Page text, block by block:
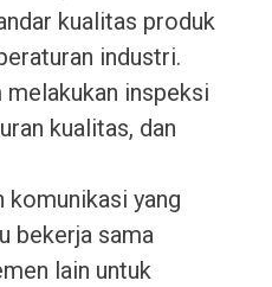
kualitas produk
industri.
inspeksi
kualitas, dan
komunikasi yang
bekerja sama
lain untuk